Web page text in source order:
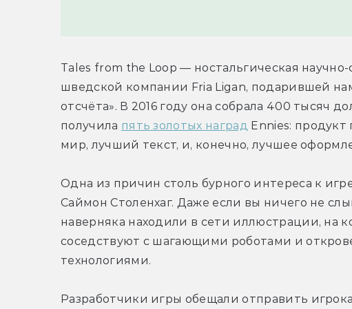
Tales from the Loop — ностальгическая
шведской компании Fria Ligan, подарившей
отсчёта». В 2016 году она собрала 400 тысяч
получила пять золотых наград Ennies:
мир, лучший текст, и, конечно, лучшее
Одна из причин столь бурного интереса к
Саймон Столенхаг. Даже если вы ничего не
наверняка находили в сети иллюстрации, на
соседствуют с шагающими роботами и
технологиями.
Разработчики игры обещали отправить